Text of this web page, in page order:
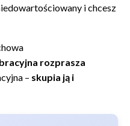
i chcesz
rozprasza
– skupia ją i